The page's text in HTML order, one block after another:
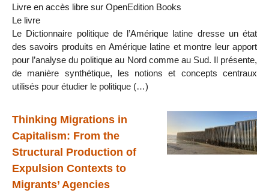
Livre en accès libre sur OpenEdition Books
Le livre
Le Dictionnaire politique de l’Amérique latine dresse un état
des savoirs produits en Amérique latine et montre leur apport
pour l’analyse du politique au Nord comme au Sud. Il présente,
de manière synthétique, les notions et concepts centraux
utilisés pour étudier le politique (…)
Thinking Migrations in
Capitalism: From the
Structural Production of
Expulsion Contexts to
Migrants’ Agencies